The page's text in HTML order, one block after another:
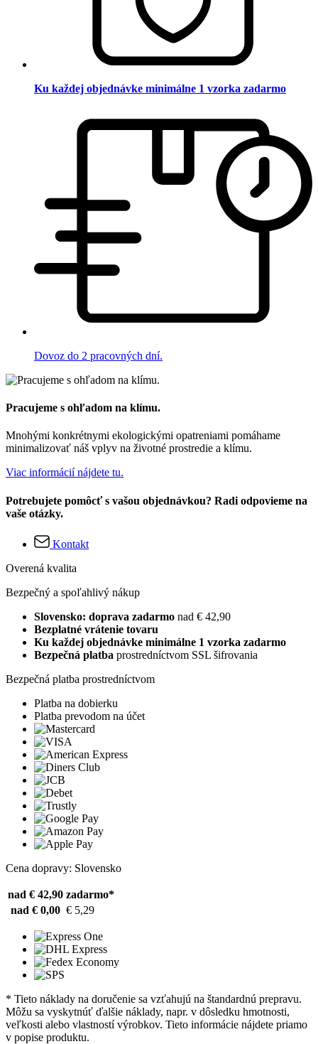
Ku každej objednávke minimálne 1 vzorka zadarmo
Dovoz do 2 pracovných dní.
Pracujeme s ohľadom na klímu.
Mnohými konkrétnymi ekologickými opatreniami pomáhame
minimalizovať náš vplyv na životné prostredie a klímu.
Viac informácií nájdete tu.
Potrebujete pomôcť s vašou objednávkou? Radi odpovieme na
vaše otázky.
Kontakt
Overená kvalita
Bezpečný a spoľahlivý nákup
Slovensko: doprava zadarmo nad € 42,90
Bezplatné vrátenie tovaru
Ku každej objednávke minimálne 1 vzorka zadarmo
Bezpečná platba prostredníctvom SSL šifrovania
Bezpečná platba prostredníctvom
Platba na dobierku
Platba prevodom na účet
Cena dopravy: Slovensko
nad € 42,90 zadarmo*
nad € 0,00 € 5,29
* Tieto náklady na doručenie sa vzťahujú na štandardnú prepravu.
Môžu sa vyskytnúť ďalšie náklady, napr. v dôsledku hmotnosti,
veľkosti alebo vlastností výrobkov. Tieto informácie nájdete priamo
v popise produktu.